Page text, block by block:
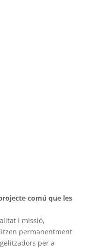
comú que les
i missió,
permanentment
per a